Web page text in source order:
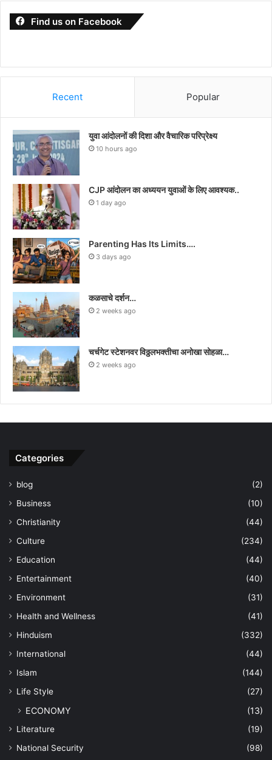
Find us on Facebook
Recent Popular
युवा आंदोलनों की दिशा और वैचारिक परिप्रेक्ष्य
10 hours ago
CJP आंदोलन का अध्ययन युवाओं के लिए आवश्यक..
1 day ago
Parenting Has Its Limits….
3 days ago
कळसाचे दर्शन…
2 weeks ago
चर्चगेट स्टेशनवर विठ्ठलभक्तीचा अनोखा सोहळा…
2 weeks ago
Categories
blog
(2)
Business
(10)
Christianity
(44)
Culture
(234)
Education
(44)
Entertainment
(40)
Environment
(31)
Health and Wellness
(41)
Hinduism
(332)
International
(44)
Islam
(144)
Life Style
(27)
ECONOMY (13)
Literature
(19)
National Security
(98)